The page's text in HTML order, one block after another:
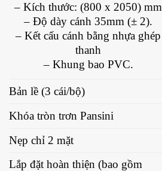
– Kích thước: (800 x 2050) mm
– Độ dày cánh 35mm (± 2).
– Kết cấu cánh bằng nhựa ghép
thanh
– Khung bao PVC.
Bản lề (3 cái/bộ)
Khóa tròn trơn Pansini
Nẹp chỉ 2 mặt
Lắp đặt hoàn thiện (bao gồm